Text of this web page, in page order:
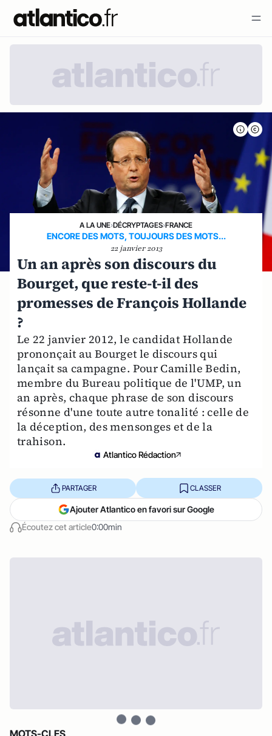
A LA UNE›DÉCRYPTAGES›FRANCE
ENCORE DES MOTS, TOUJOURS DES MOTS...
22 janvier 2013
Un an après son discours du
Bourget, que reste-t-il des
promesses de François Hollande
?
Le 22 janvier 2012, le candidat Hollande
prononçait au Bourget le discours qui
lançait sa campagne. Pour Camille Bedin,
membre du Bureau politique de l'UMP, un
an après, chaque phrase de son discours
résonne d'une toute autre tonalité : celle de
la déception, des mensonges et de la
trahison.
Atlantico Rédaction
Écoutez cet article0:00min
PARTAGER CLASSER
Ajouter Atlantico en favori sur Google
MOTS-CLES